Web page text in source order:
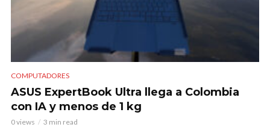
COMPUTADORES
ASUS ExpertBook Ultra llega a Colombia
con IA y menos de 1 kg
0 views 3 min read